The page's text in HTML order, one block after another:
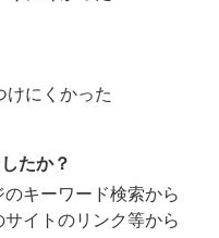
けにくかった
たか？
キーワード検索から
イトのリンク等から